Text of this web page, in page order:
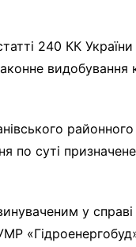
240 КК
видобування
по суті
у